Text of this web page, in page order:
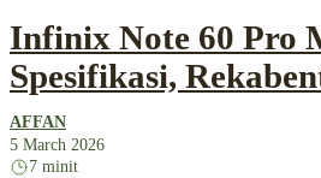
Infinix Note 60 Pro
Spesifikasi,
AFFAN
5 March 2026
7 minit